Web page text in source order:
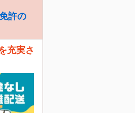
許の
充実さ